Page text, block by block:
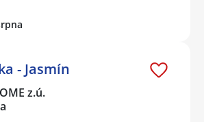
- Jasmín
z.ú.